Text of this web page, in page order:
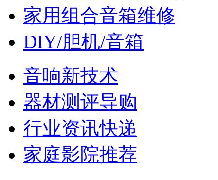
家用组合音箱维修
DIY/胆机/音箱
音响新技术
器材测评导购
行业资讯快递
家庭影院推荐